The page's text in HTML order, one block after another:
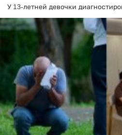
У 13-летней девочки